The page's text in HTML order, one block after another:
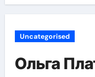
Uncategorised
Ольга